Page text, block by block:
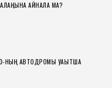
АЙНАЛА МА?
НЫҢ АВТОДРОМЫ УАҚЫТША